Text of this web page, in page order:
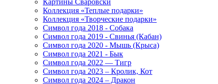
Картины Сваровски
Коллекция «Теплые подарки»
Коллекция «Творческие подарки»
Символ года 2018 - Собака
Символ года 2019 - Свинья (Кабан)
Символ года 2020 - Мышь (Крыса)
Символ года 2021 - Бык
Символ года 2022 — Тигр
Символ года 2023 – Кролик, Кот
Символ года 2024 – Дракон